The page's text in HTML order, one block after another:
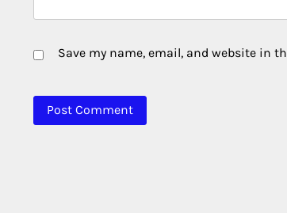
Save my name, email, and website in